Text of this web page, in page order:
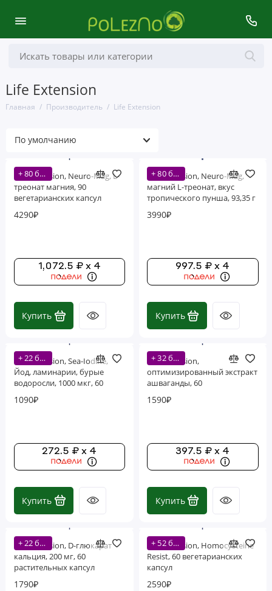
Life Extension
Главная Производитель Life Extension
+ 80 бонусов
Life Extension, Neuro-Mag, L-
треонат магния, 90
вегетарианских капсул
4290₽
1,072.5 ₽ x 4
Купить
+ 80 бонусов
Life Extension, Neuro-Mag,
магний L-треонат, вкус
тропического пунша, 93,35 г
3990₽
997.5 ₽ x 4
Купить
+ 22 бонусов
Life Extension, Sea-Iodine,
Йод, ламинарии, бурые
водоросли, 1000 мкг, 60
1090₽
272.5 ₽ x 4
Купить
+ 32 бонусов
Life Extension,
оптимизированный экстракт
ашваганды, 60
1590₽
397.5 ₽ x 4
Купить
+ 22 бонусов
Life Extension, D-глюкарат
кальция, 200 мг, 60
растительных капсул
1790₽
+ 52 бонусов
Life Extension, Homocysteine
Resist, 60 вегетарианских
капсул
2590₽